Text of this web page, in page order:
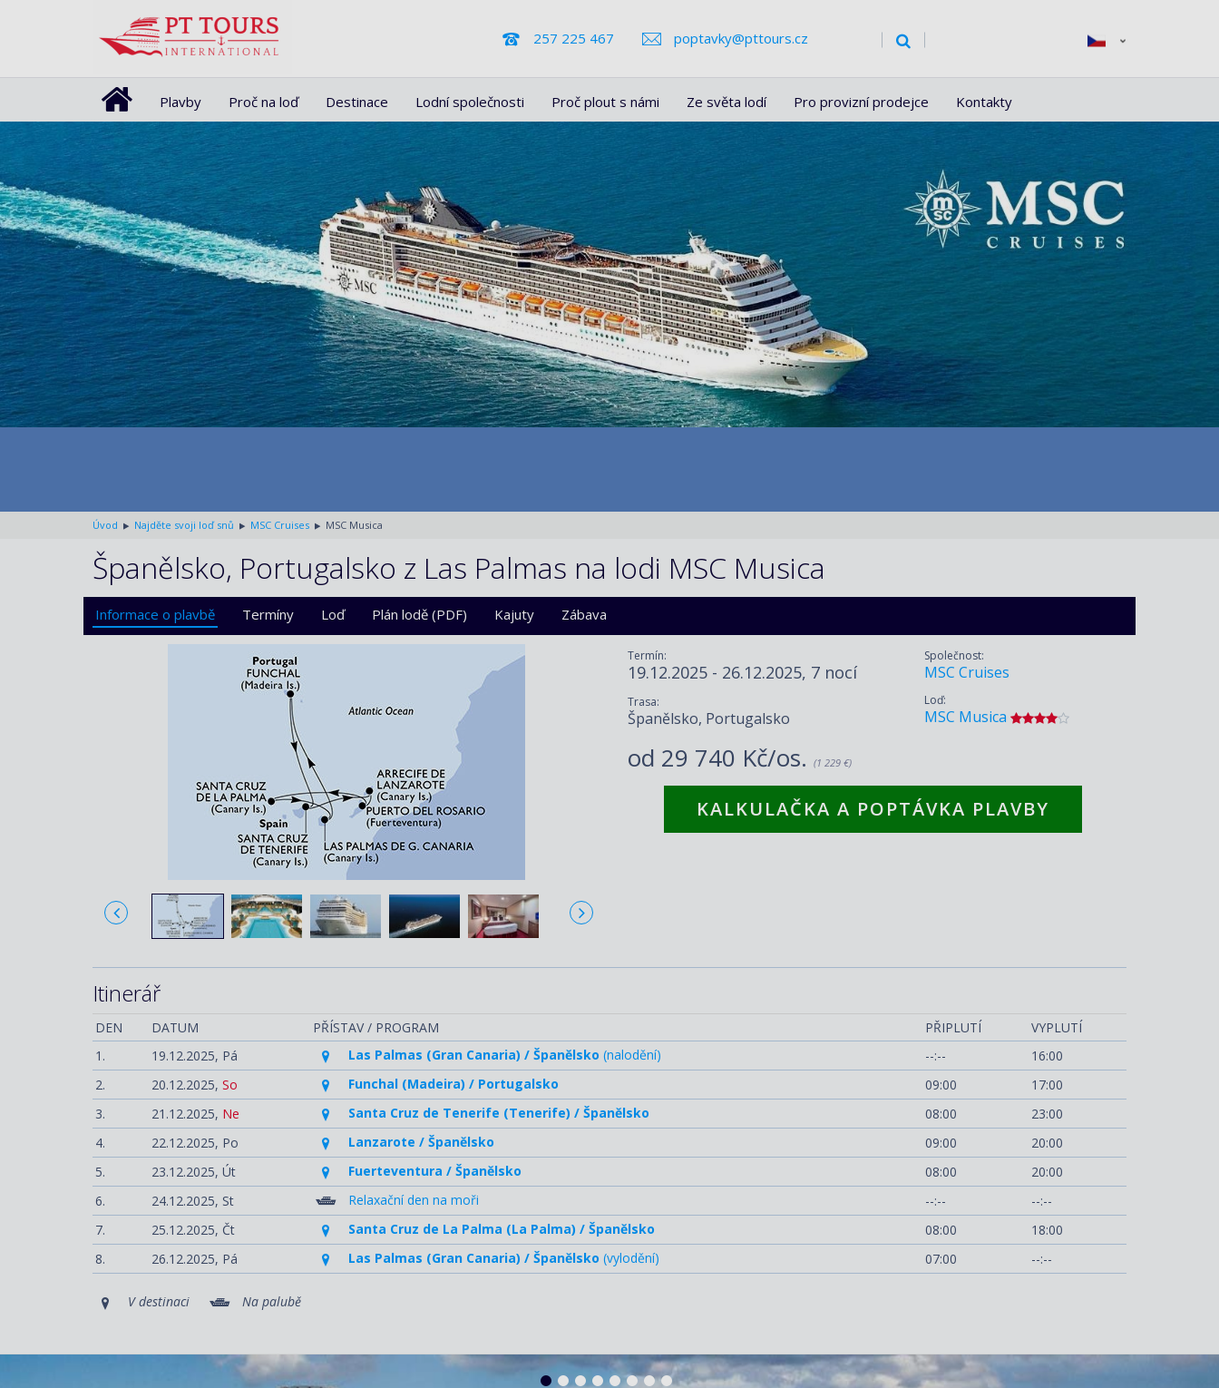
257 225 467 poptavky@pttours.cz
Plavby Proč na loď Destinace Lodní společnosti Proč plout s námi Ze světa lodí Pro provizní prodejce Kontakty
Úvod Najděte svoji loď snů MSC Cruises MSC Musica
Španělsko, Portugalsko z Las Palmas na lodi MSC Musica
Informace o plavbě Termíny Loď Plán lodě (PDF) Kajuty Zábava
Termín:
19.12.2025 - 26.12.2025, 7 nocí
Trasa:
Španělsko, Portugalsko
Společnost:
MSC Cruises
Loď:
MSC Musica
od 29 740 Kč/os. (1 229 €)
KALKULAČKA A POPTÁVKA PLAVBY
Itinerář
DEN DATUM PŘÍSTAV / PROGRAM PŘIPLUTÍ
VYPLUTÍ
1.
19.12.2025, Pá Las Palmas (Gran Canaria) / Španělsko (nalodění) --:--
16:00
2.
20.12.2025, So Funchal (Madeira) / Portugalsko 09:00
17:00
3.
21.12.2025, Ne Santa Cruz de Tenerife (Tenerife) / Španělsko 08:00
23:00
4.
22.12.2025, Po Lanzarote / Španělsko 09:00
20:00
5.
23.12.2025, Út Fuerteventura / Španělsko 08:00
20:00
6.
24.12.2025, St Relaxační den na moři --:--
--:--
7.
25.12.2025, Čt Santa Cruz de La Palma (La Palma) / Španělsko 08:00
18:00
8.
26.12.2025, Pá Las Palmas (Gran Canaria) / Španělsko (vylodění) 07:00 --:--
V destinaci Na palubě